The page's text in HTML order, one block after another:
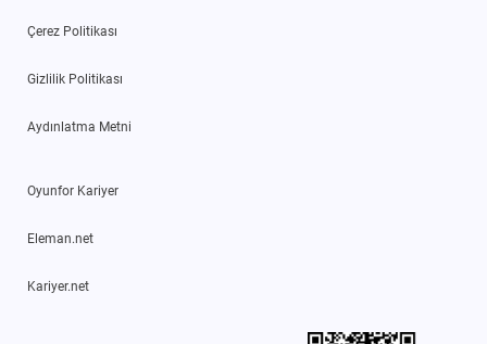
Çerez Politikası
Gizlilik Politikası
Aydınlatma Metni
Oyunfor Kariyer
Eleman.net
Kariyer.net